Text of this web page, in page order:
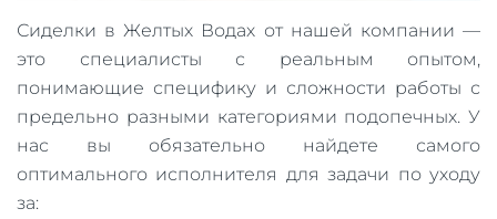
Сиделки в Желтых Водах от нашей компании —
это специалисты с реальным опытом,
понимающие специфику и сложности работы с
предельно разными категориями подопечных. У
нас вы обязательно найдете самого
оптимального исполнителя для задачи по уходу
за: